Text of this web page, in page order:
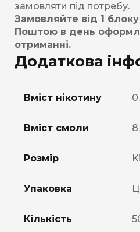
замовляти під потребу.
Замовляйте від 1
Поштою в день
отриманні.
Додаткова
Вміст нікотину
Вміст смоли
Розмір
Упаковка
Кількість